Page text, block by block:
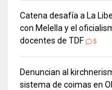
Catena desafía a La
con Melella y el
docentes de TDF
5
Denuncian al
sistema de coimas en